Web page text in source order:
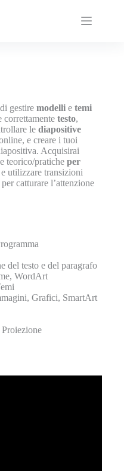
gestire modellie temi
correttamente testo,
le diapositive
e creare i tuoi
Acquisirai
teorico/pratiche per
utilizzare transizioni
catturare l’attenzione
del testo e del paragrafo
WordArt
Grafici, SmartArt